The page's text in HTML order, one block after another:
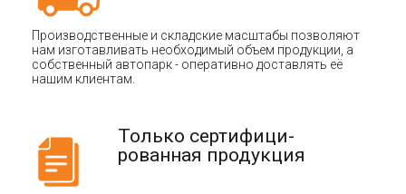
Производственные и складские масштабы позволяют
нам изготавливать необходимый объем продукции, а
собственный автопарк - оперативно доставлять её
нашим клиентам.
Только сертифици-
рованная продукция